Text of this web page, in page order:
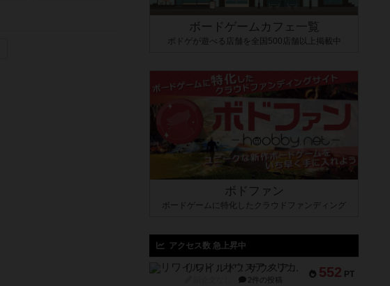
ボードゲームカフェ一覧
ボドゲが遊べる店舗を全国500店舗以上掲載中
ボドファン
ボードゲームに特化したクラウドファンディング
アクセス数 急上昇中
552 PT
リワイルド：サウスアメリカ
2件の投稿